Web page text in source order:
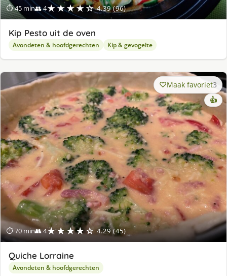
⏱ 45 min👥 4★★★★☆ 4.39 (96)
Kip Pesto uit de oven
Avondeten & hoofdgerechten Kip & gevogelte
⏱ 70 min👥 4★★★★☆ 4.29 (45)
Maak favoriet3
👍
Quiche Lorraine
Avondeten & hoofdgerechten